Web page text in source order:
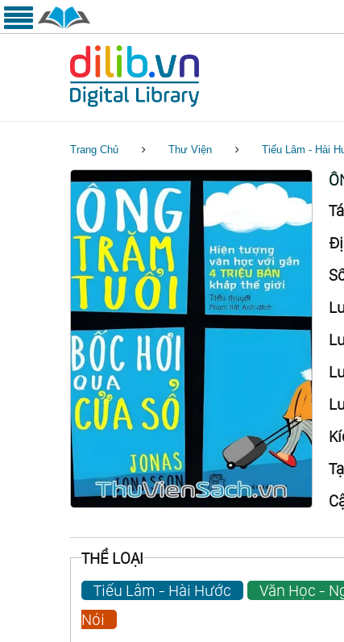
Trang Chủ Thư Viện Tiếu Lâm - Hài
THỂ LOẠI
Tiếu Lâm - Hài Hước
Văn Học -
Nói